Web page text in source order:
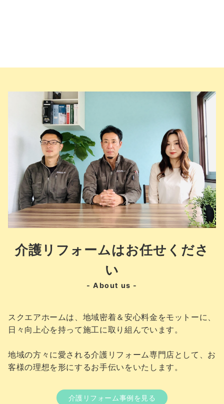
介護リフォームはお任せくださ
い
- About us -
スクエアホームは、地域密着＆安心料金をモットーに、
日々向上心を持って施工に取り組んでいます。
地域の方々に愛される介護リフォーム専門店として、お
客様の理想を形にするお手伝いをいたします。
介護リフォーム事例を見る